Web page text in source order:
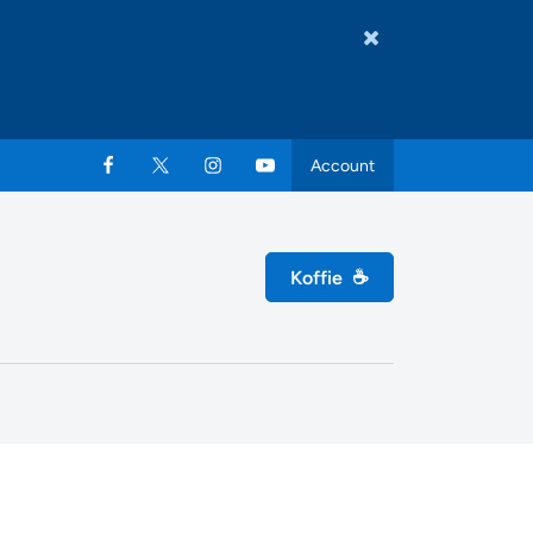
Account
Koffie ☕